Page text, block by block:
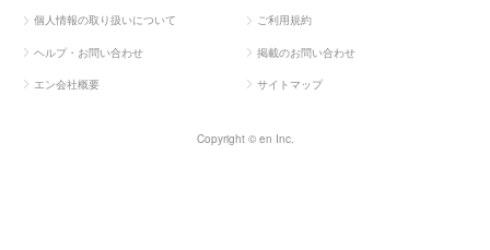
個人情報の取り扱いについて ご利用規約
ヘルプ・お問い合わせ 掲載のお問い合わせ
エン会社概要 サイトマップ
Copyright © en Inc.